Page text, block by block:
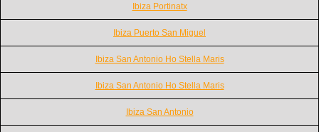
Ibiza Portinatx
Ibiza Puerto San Miguel
Ibiza San Antonio Ho Stella Maris
Ibiza San Antonio Ho Stella Maris
Ibiza San Antonio